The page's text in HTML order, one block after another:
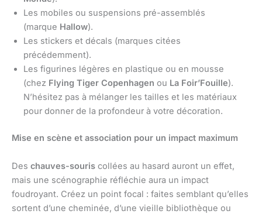
Les mobiles ou suspensions pré-assemblés
(marque Hallow).
Les stickers et décals (marques citées
précédemment).
Les figurines légères en plastique ou en mousse
(chez Flying Tiger Copenhagen ou La Foir’Fouille).
N’hésitez pas à mélanger les tailles et les matériaux
pour donner de la profondeur à votre décoration.
Mise en scène et association pour un impact maximum
Des chauves-souris collées au hasard auront un effet,
mais une scénographie réfléchie aura un impact
foudroyant. Créez un point focal : faites semblant qu’elles
sortent d’une cheminée, d’une vieille bibliothèque ou